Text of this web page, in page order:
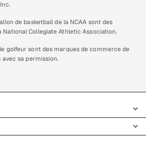
de basketball de la NCAA sont des
National Collegiate Athletic Association.
golfeur sont des marques de commerce de
avec sa permission.